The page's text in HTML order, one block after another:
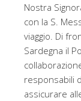
Nostra
con la S.
viaggio. Di
Sardegna il
responsabili
assicurare